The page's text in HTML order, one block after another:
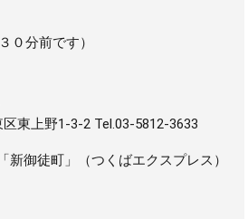
０分前です）
東上野1-3-2 Tel.03-5812-3633
新御徒町」（つくばエクスプレス）